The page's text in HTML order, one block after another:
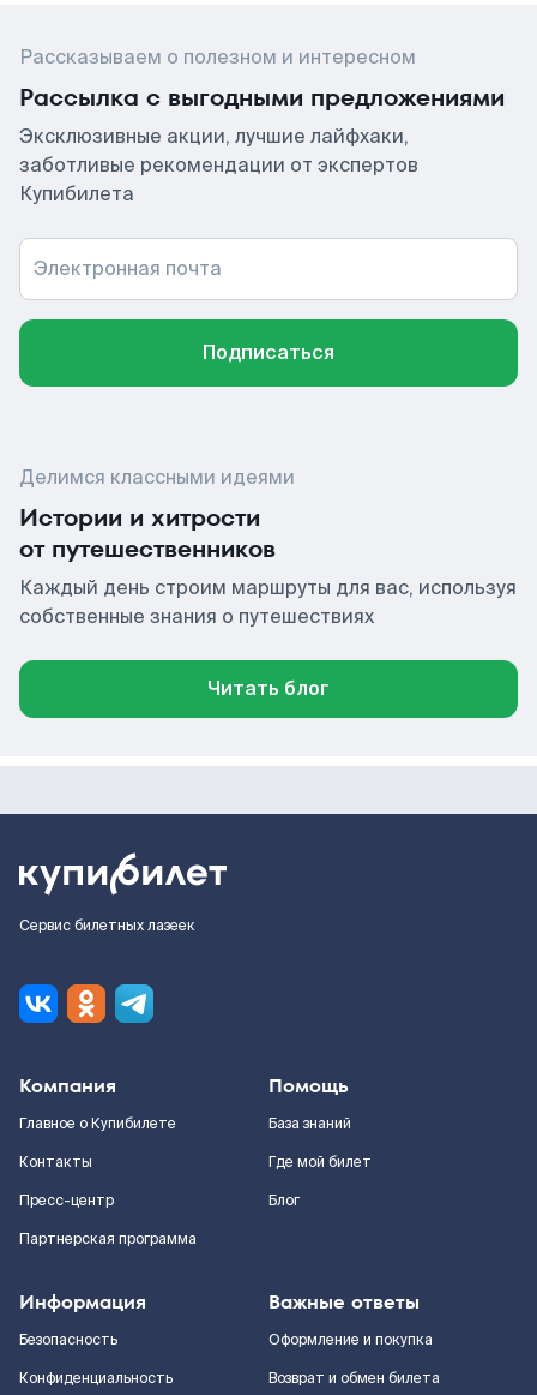
Рассказываем о полезном и интересном
Рассылка с выгодными предложениями
Эксклюзивные акции, лучшие лайфхаки,
заботливые рекомендации от экспертов
Купибилета
Электронная почта
Подписаться
Делимся классными идеями
Истории и хитрости
от путешественников
Каждый день строим маршруты для вас, используя
собственные знания о путешествиях
Читать блог
Сервис билетных лазеек
Компания
Главное о Купибилете
Контакты
Пресс-центр
Партнерская программа
Помощь
База знаний
Где мой билет
Блог
Информация
Безопасность
Конфиденциальность
Важные ответы
Оформление и покупка
Возврат и обмен билета